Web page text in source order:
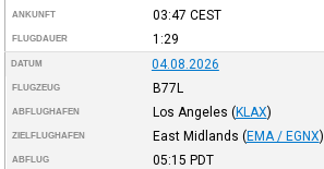
ANKUNFT 03:47 CEST
FLUGDAUER 1:29
DATUM 04.08.2026
FLUGZEUG B77L
ABFLUGHAFEN Los Angeles (KLAX)
ZIELFLUGHAFEN East Midlands (EMA / EGNX)
ABFLUG 05:15 PDT